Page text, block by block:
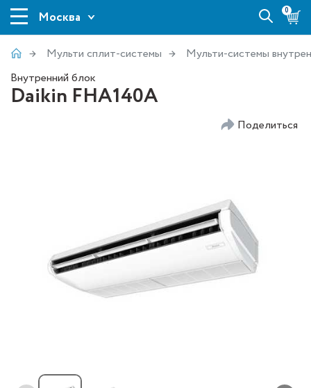
Москва 0
Мульти сплит-системы
Мульти-системы
Внутренний блок
Daikin FHA140A
Поделиться